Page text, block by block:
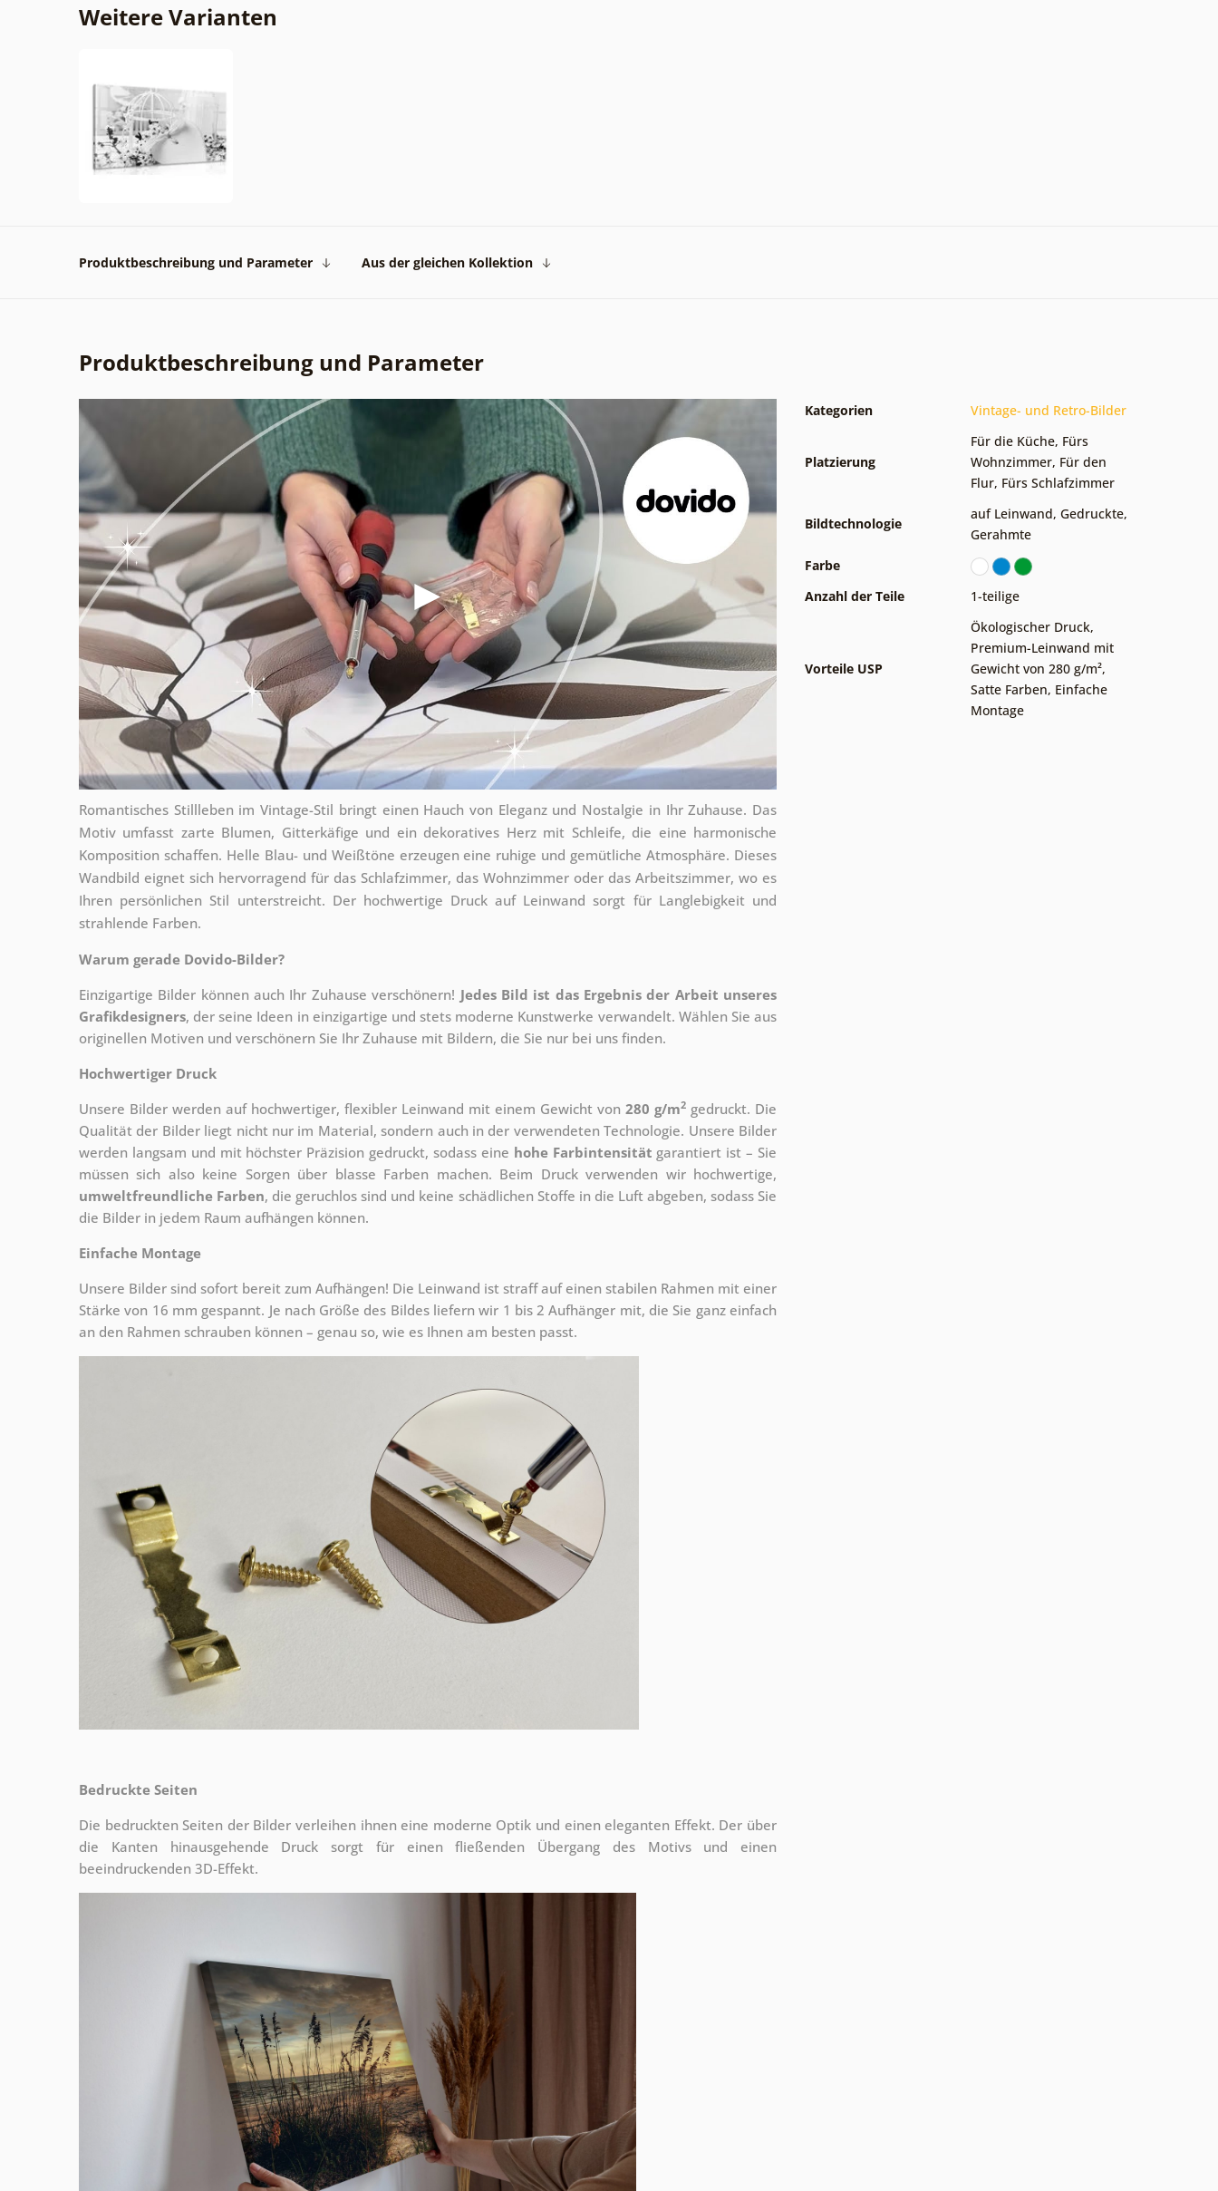
Weitere Varianten
Produktbeschreibung und Parameter Aus der gleichen Kollektion
Produktbeschreibung und Parameter
Romantisches Stillleben im Vintage-Stil bringt einen Hauch von Eleganz und Nostalgie in Ihr Zuhause. Das
Motiv umfasst zarte Blumen, Gitterkäfige und ein dekoratives Herz mit Schleife, die eine harmonische
Komposition schaffen. Helle Blau- und Weißtöne erzeugen eine ruhige und gemütliche Atmosphäre. Dieses
Wandbild eignet sich hervorragend für das Schlafzimmer, das Wohnzimmer oder das Arbeitszimmer, wo es
Ihren persönlichen Stil unterstreicht. Der hochwertige Druck auf Leinwand sorgt für Langlebigkeit und
strahlende Farben.
Warum gerade Dovido-Bilder?
Einzigartige Bilder können auch Ihr Zuhause verschönern! Jedes Bild ist das Ergebnis der Arbeit unseres
Grafikdesigners, der seine Ideen in einzigartige und stets moderne Kunstwerke verwandelt. Wählen Sie aus
originellen Motiven und verschönern Sie Ihr Zuhause mit Bildern, die Sie nur bei uns finden.
Hochwertiger Druck
Unsere Bilder werden auf hochwertiger, flexibler Leinwand mit einem Gewicht von 280 g/m2 gedruckt. Die
Qualität der Bilder liegt nicht nur im Material, sondern auch in der verwendeten Technologie. Unsere Bilder
werden langsam und mit höchster Präzision gedruckt, sodass eine hohe Farbintensität garantiert ist – Sie
müssen sich also keine Sorgen über blasse Farben machen. Beim Druck verwenden wir hochwertige,
umweltfreundliche Farben, die geruchlos sind und keine schädlichen Stoffe in die Luft abgeben, sodass Sie
die Bilder in jedem Raum aufhängen können.
Einfache Montage
Unsere Bilder sind sofort bereit zum Aufhängen! Die Leinwand ist straff auf einen stabilen Rahmen mit einer
Stärke von 16 mm gespannt. Je nach Größe des Bildes liefern wir 1 bis 2 Aufhänger mit, die Sie ganz einfach
an den Rahmen schrauben können – genau so, wie es Ihnen am besten passt.
Bedruckte Seiten
Die bedruckten Seiten der Bilder verleihen ihnen eine moderne Optik und einen eleganten Effekt. Der über
die Kanten hinausgehende Druck sorgt für einen fließenden Übergang des Motivs und einen
beeindruckenden 3D-Effekt.
Kategorien Vintage- und Retro-Bilder
Platzierung
Für die Küche, Fürs
Wohnzimmer, Für den
Flur, Fürs Schlafzimmer
Bildtechnologie
auf Leinwand, Gedruckte,
Gerahmte
Farbe
Anzahl der Teile
1-teilige
Vorteile USP
Ökologischer Druck,
Premium-Leinwand mit
Gewicht von 280 g/m²,
Satte Farben, Einfache
Montage